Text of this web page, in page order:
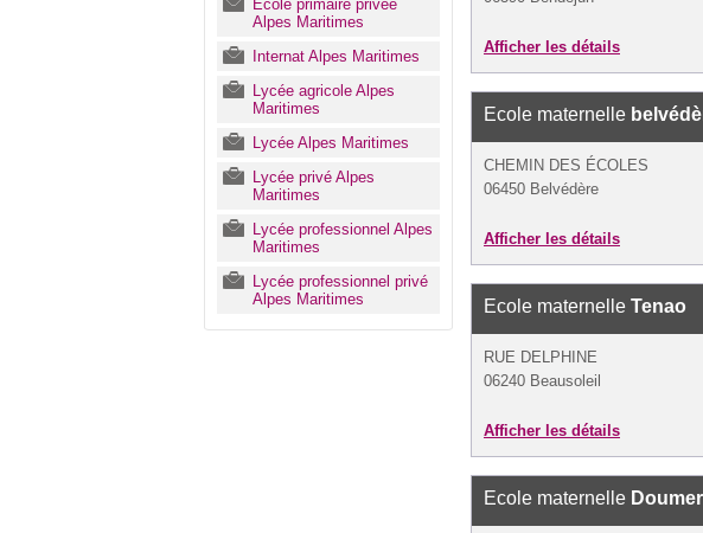
Ecole primaire privée
Alpes Maritimes
Internat Alpes Maritimes
Lycée agricole Alpes
Maritimes
Lycée Alpes Maritimes
Lycée privé Alpes
Maritimes
Lycée professionnel Alpes
Maritimes
Lycée professionnel privé
Alpes Maritimes
Afficher les détails
Ecole maternelle
CHEMIN DES ÉCOLES
06450 Belvédère
Afficher les détails
Ecole maternelle Tenao
RUE DELPHINE
06240 Beausoleil
Afficher les détails
Ecole maternelle Doumer